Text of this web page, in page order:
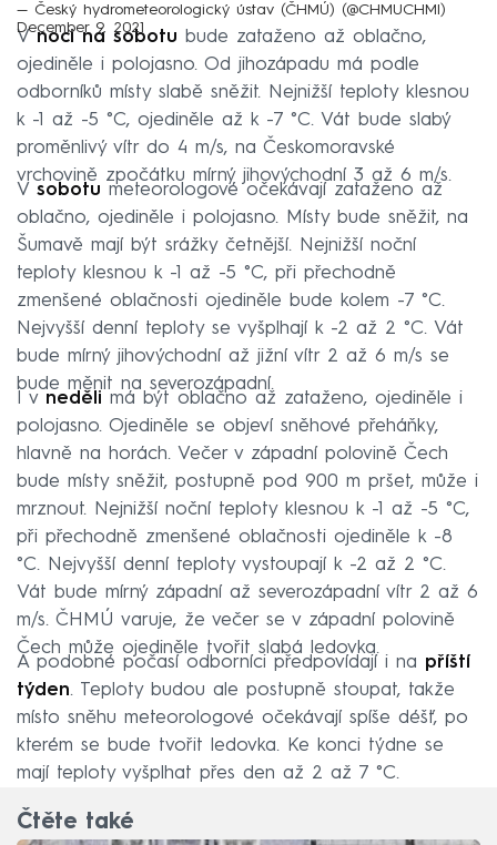
— Český hydrometeorologický ústav (ČHMÚ) (@CHMUCHMI)
December 9, 2021
Vnoci na sobotu bude zataženo až oblačno,
ojediněle i polojasno. Od jihozápadu má podle
odborníků místy slabě sněžit. Nejnižší teploty klesnou
k -1 až -5 °C, ojediněle až k -7 °C. Vát bude slabý
proměnlivý vítr do 4 m/s, na Českomoravské
vrchovině zpočátku mírný jihovýchodní 3 až 6 m/s.
V sobotu meteorologové očekávají zataženo až
oblačno, ojediněle i polojasno. Místy bude sněžit, na
Šumavě mají být srážky četnější. Nejnižší noční
teploty klesnou k -1 až -5 °C, při přechodně
zmenšené oblačnosti ojediněle bude kolem -7 °C.
Nejvyšší denní teploty se vyšplhají k -2 až 2 °C. Vát
bude mírný jihovýchodní až jižní vítr 2 až 6 m/s se
bude měnit na severozápadní.
I v neděli má být oblačno až zataženo, ojediněle i
polojasno. Ojediněle se objeví sněhové přeháňky,
hlavně na horách. Večer v západní polovině Čech
bude místy sněžit, postupně pod 900 m pršet, může i
mrznout. Nejnižší noční teploty klesnou k -1 až -5 °C,
při přechodně zmenšené oblačnosti ojediněle k -8
°C. Nejvyšší denní teploty vystoupají k -2 až 2 °C.
Vát bude mírný západní až severozápadní vítr 2 až 6
m/s. ČHMÚ varuje, že večer se v západní polovině
Čech může ojediněle tvořit slabá ledovka.
A podobné počasí odborníci předpovídají i na příští
týden. Teploty budou ale postupně stoupat, takže
místo sněhu meteorologové očekávají spíše déšť, po
kterém se bude tvořit ledovka. Ke konci týdne se
mají teploty vyšplhat přes den až 2 až 7 °C.
Čtěte také